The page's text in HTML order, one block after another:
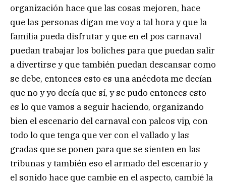
organización hace que las cosas mejoren, hace
que las personas digan me voy a tal hora y que la
familia pueda disfrutar y que en el pos carnaval
puedan trabajar los boliches para que puedan salir
a divertirse y que también puedan descansar como
se debe, entonces esto es una anécdota me decían
que no y yo decía que sí, y se pudo entonces esto
es lo que vamos a seguir haciendo, organizando
bien el escenario del carnaval con palcos vip, con
todo lo que tenga que ver con el vallado y las
gradas que se ponen para que se sienten en las
tribunas y también eso el armado del escenario y
el sonido hace que cambie en el aspecto, cambié la